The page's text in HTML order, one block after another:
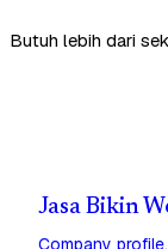
Butuh lebih dari
Jasa Bikin
Company